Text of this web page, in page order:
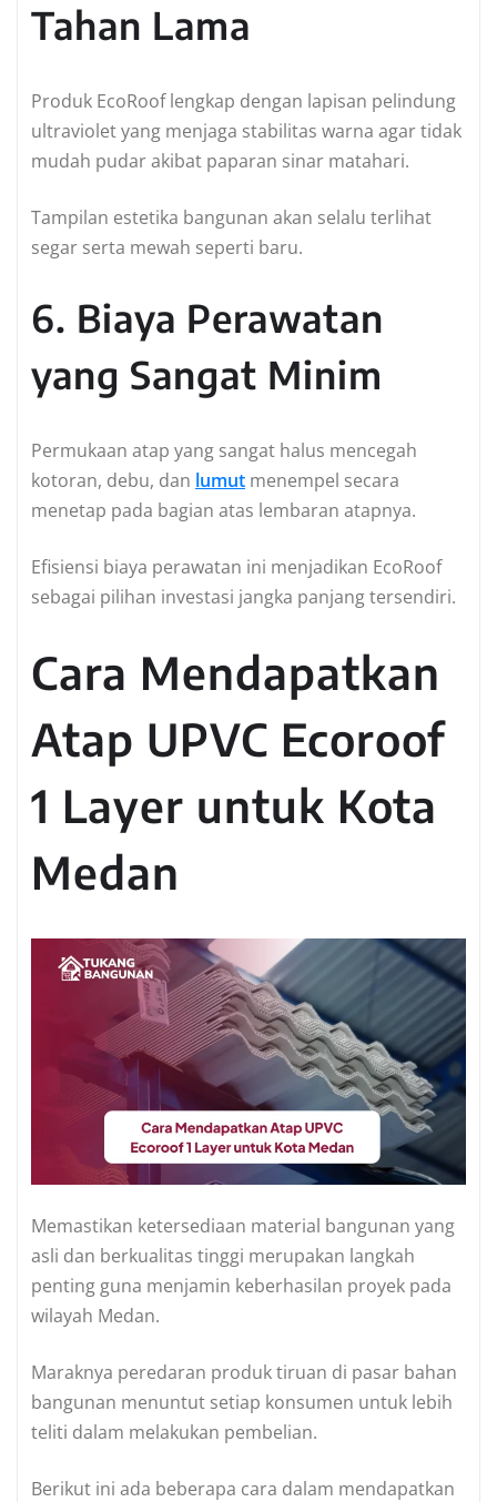
Tahan Lama
Produk EcoRoof lengkap dengan lapisan pelindung
ultraviolet yang menjaga stabilitas warna agar tidak
mudah pudar akibat paparan sinar matahari.
Tampilan estetika bangunan akan selalu terlihat
segar serta mewah seperti baru.
6. Biaya Perawatan
yang Sangat Minim
Permukaan atap yang sangat halus mencegah
kotoran, debu, dan lumut menempel secara
menetap pada bagian atas lembaran atapnya.
Efisiensi biaya perawatan ini menjadikan EcoRoof
sebagai pilihan investasi jangka panjang tersendiri.
Cara Mendapatkan
Atap UPVC Ecoroof
1 Layer untuk Kota
Medan
Memastikan ketersediaan material bangunan yang
asli dan berkualitas tinggi merupakan langkah
penting guna menjamin keberhasilan proyek pada
wilayah Medan.
Maraknya peredaran produk tiruan di pasar bahan
bangunan menuntut setiap konsumen untuk lebih
teliti dalam melakukan pembelian.
Berikut ini ada beberapa cara dalam mendapatkan